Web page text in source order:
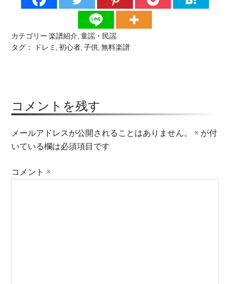
カテゴリー楽譜紹介,童謡・民謡
タグ：
ドレミ ,初心者,子供,無料楽譜
コメントを残す
メールアドレスが公開されることはありません。 ※ が付
いている欄は必須項目です
コメント ※